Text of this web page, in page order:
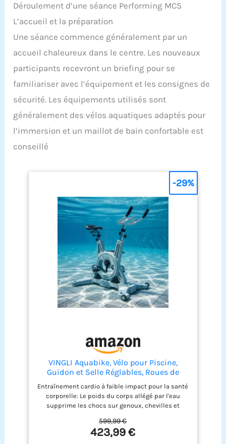
Déroulement d’une séance Performing MCS
L’accueil et la préparation
Une séance commence généralement par un
accueil chaleureux dans le centre. Les nouveaux
participants recevront un briefing pour se
familiariser avec l’équipement et les consignes de
sécurité. Les équipements utilisés sont
généralement des vélos aquatiques adaptés pour
l’immersion et un maillot de bain confortable est
conseillé
VINGLI Aquabike, Vélo pour Piscine,
Guidon et Selle Réglables, Roues de
Transport, Antidérapant, pour Fitness
Aquatique, Rééducation, Perte de Poids,
en Acier Inoxydable, HDPE, Jusqu'à 150
kg, Gris
Entraînement cardio à faible impact pour la santé
corporelle: Le poids du corps allégé par l'eau
supprime les chocs sur genoux, chevilles et
les seniors, les personnes en surpoids ou
souffrant de douleurs articulaires. La résistance
599,99 €
423,99 €
-29%